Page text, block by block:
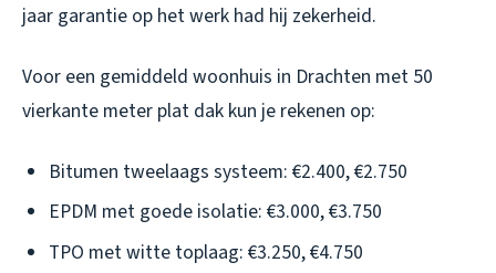
jaar garantie op het werk had hij zekerheid.
Voor een gemiddeld woonhuis in Drachten met 50
vierkante meter plat dak kun je rekenen op:
Bitumen tweelaags systeem: €2.400, €2.750
EPDM met goede isolatie: €3.000, €3.750
TPO met witte toplaag: €3.250, €4.750